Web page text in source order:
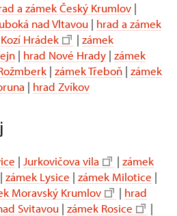
a zámek Český Krumlov |
nad Vltavou | hrad a zámek
Hrádek | zámek
| hrad Nové Hrady | zámek
| zámek Třeboň | zámek
| hrad Zvíkov
| Jurkovičova vila | zámek
| zámek Lysice | zámek Milotice |
Moravský Krumlov | hrad
Svitavou | zámek Rosice |